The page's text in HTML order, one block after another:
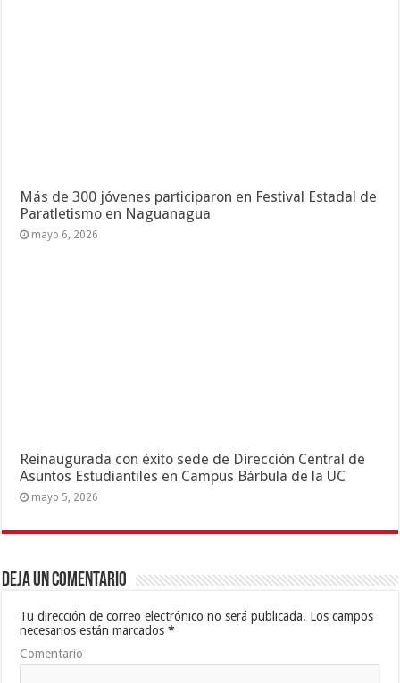
Más de 300 jóvenes participaron en Festival Estadal de
Paratletismo en Naguanagua
mayo 6, 2026
Reinaugurada con éxito sede de Dirección Central de
Asuntos Estudiantiles en Campus Bárbula de la UC
mayo 5, 2026
Deja un comentario
Tu dirección de correo electrónico no será publicada. Los campos
necesarios están marcados*
Comentario